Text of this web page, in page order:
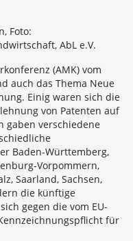
Foto:
AbL e.V.
(AMK) vom
auch das Thema Neue
Einig waren sich die
von Patenten auf
gaben verschiedene
Baden-Württemberg,
Vorpommern,
Saarland, Sachsen,
die künftige
gegen die vom EU-
für